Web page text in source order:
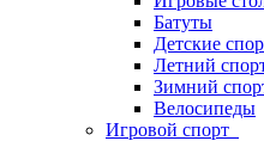
Батуты
Детские
Летний
Зимний
Велосипеды
Игровой спорт